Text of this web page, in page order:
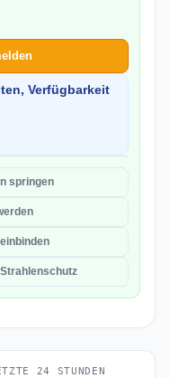
Verfügbarkeit
springen
24 STUNDEN